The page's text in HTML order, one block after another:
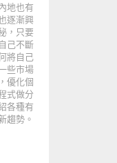
地也有
逐漸興
，只要
己不斷
將自己
些市場
優化個
式做分
各種有
趨勢。